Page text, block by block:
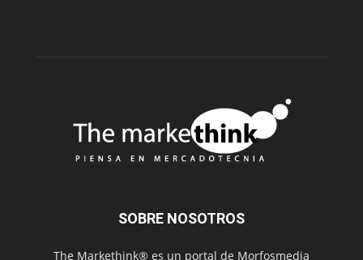
SOBRE NOSOTROS
The Markethink® es un portal de Morfosmedia